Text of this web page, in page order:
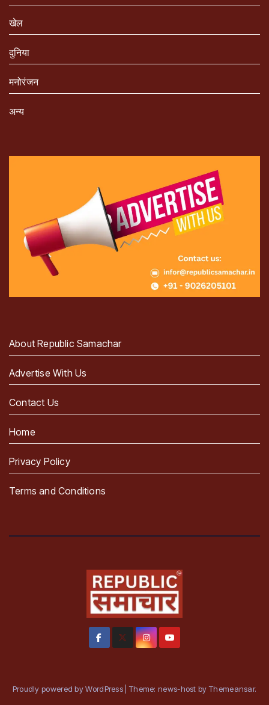
खेल
दुनिया
मनोरंजन
अन्य
About Republic Samachar
Advertise With Us
Contact Us
Home
Privacy Policy
Terms and Conditions
Proudly powered by WordPress Theme: news-host by Themeansar.